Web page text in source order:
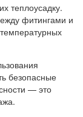
теплоусадку.
фитингами и
безопасные
— это